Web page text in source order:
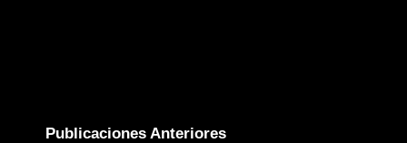
Publicaciones Anteriores